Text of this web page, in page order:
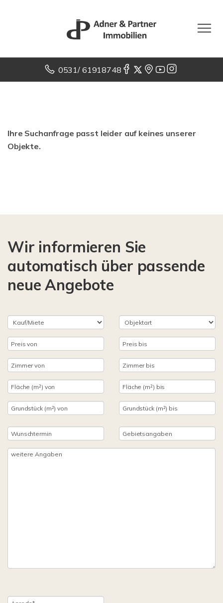
0531/ 61918748
Ihre Suchanfrage passt leider auf keines unserer
Objekte.
Wir informieren Sie
automatisch über passende
neue Angebote